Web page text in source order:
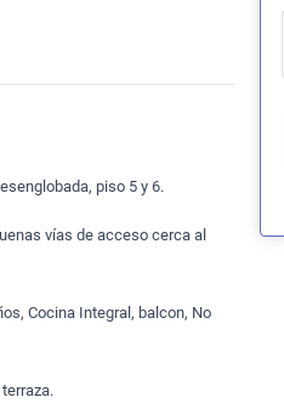
piso 5 y 6.
vías de acceso cerca al
Cocina Integral, balcon, No